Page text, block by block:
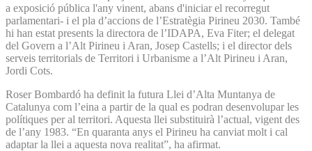
a exposició pública l'any vinent, abans d'iniciar el recorregut
parlamentari- i el pla d’accions de l’Estratègia Pirineu 2030. També
hi han estat presents la directora de l’IDAPA, Eva Fiter; el delegat
del Govern a l’Alt Pirineu i Aran, Josep Castells; i el director dels
serveis territorials de Territori i Urbanisme a l’Alt Pirineu i Aran,
Jordi Cots.
Roser Bombardó ha definit la futura Llei d’Alta Muntanya de
Catalunya com l’eina a partir de la qual es podran desenvolupar les
polítiques per al territori. Aquesta llei substituirà l’actual, vigent des
de l’any 1983. “En quaranta anys el Pirineu ha canviat molt i cal
adaptar la llei a aquesta nova realitat”, ha afirmat.